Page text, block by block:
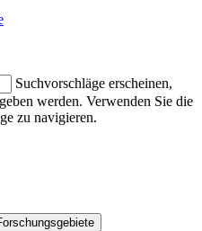
Suchvorschläge erscheinen,
werden. Verwenden Sie die
zu navigieren.